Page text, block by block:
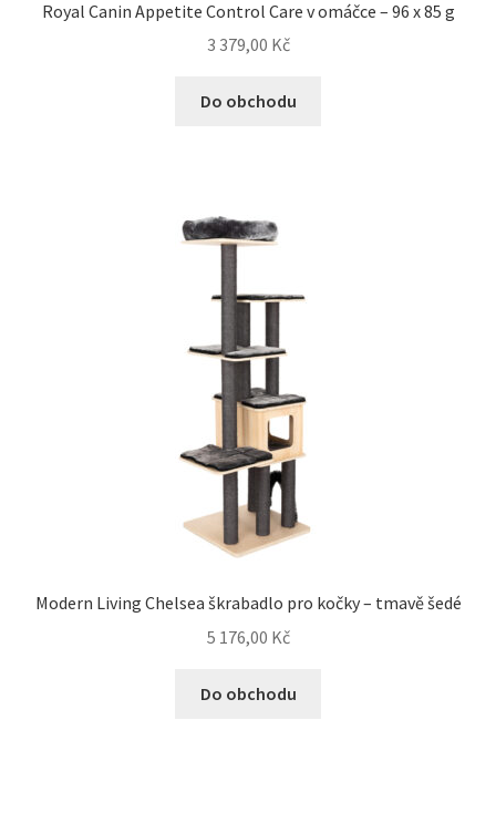
Royal Canin Appetite Control Care v omáčce – 96 x 85 g
3 379,00 Kč
Do obchodu
Modern Living Chelsea škrabadlo pro kočky – tmavě šedé
5 176,00 Kč
Do obchodu